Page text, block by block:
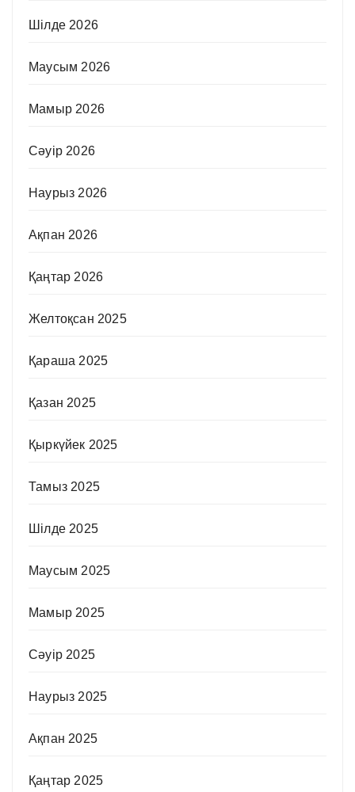
Шілде 2026
Маусым 2026
Мамыр 2026
Сәуір 2026
Наурыз 2026
Ақпан 2026
Қаңтар 2026
Желтоқсан 2025
Қараша 2025
Қазан 2025
Қыркүйек 2025
Тамыз 2025
Шілде 2025
Маусым 2025
Мамыр 2025
Сәуір 2025
Наурыз 2025
Ақпан 2025
Қаңтар 2025